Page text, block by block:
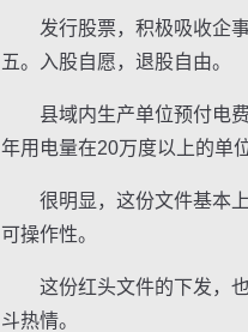
发行股票，积极吸收企事
五。入股自愿，退股自由。
县域内生产单位预付电费
年用电量在20万度以上的单
很明显，这份文件基本上
可操作性。
这份红头文件的下发，也
斗热情。